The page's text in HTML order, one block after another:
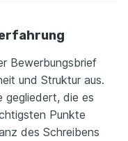
Bewerbungsbrief
und Struktur aus.
gegliedert, die es
Punkte
des Schreibens